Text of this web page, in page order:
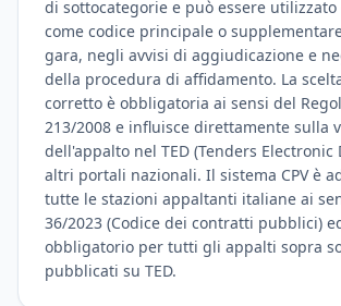
di sottocategorie e può essere
come codice principale o
gara, negli avvisi di aggiudicazione e
della procedura di affidamento. La
corretto è obbligatoria ai sensi del
213/2008 e influisce direttamente sulla
dell'appalto nel TED (Tenders Electronic
altri portali nazionali. Il sistema CPV è
tutte le stazioni appaltanti italiane ai
36/2023 (Codice dei contratti pubblici)
obbligatorio per tutti gli appalti sopra
pubblicati su TED.